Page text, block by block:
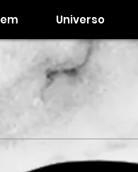
Universo